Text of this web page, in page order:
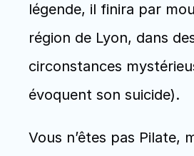
légende, il finira par
région de Lyon, dans
circonstances
évoquent son suicide).
Vous n’êtes pas Pilate,